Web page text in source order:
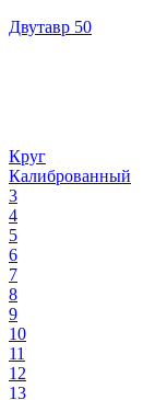
Двутавр 50
Круг
Калиброванный
3
4
5
6
7
8
9
10
11
12
13